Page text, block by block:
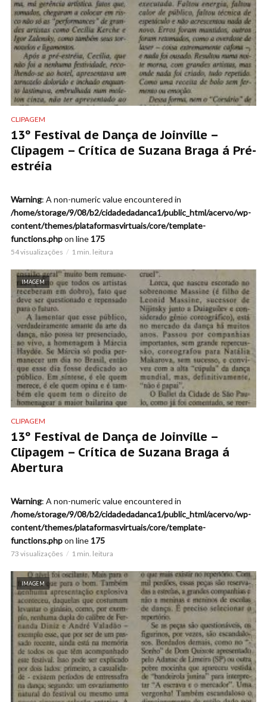
CLIPAGEM
13º Festival de Dança de Joinville –
Clipagem – Crítica de Suzana Braga á Pré-
estréia
Warning: A non-numeric value encountered in
/home/storage/9/08/b2/cidadedadanca1/public_html/acervo/wp-
content/themes/plataformasvirtuais/core/template-
functions.phpon line 175
54 visualizações 1 min. leitura
IMAGEM
CLIPAGEM
13º Festival de Dança de Joinville –
Clipagem – Crítica de Suzana Braga á
Abertura
Warning: A non-numeric value encountered in
/home/storage/9/08/b2/cidadedadanca1/public_html/acervo/wp-
content/themes/plataformasvirtuais/core/template-
functions.phpon line 175
73 visualizações 1 min. leitura
IMAGEM